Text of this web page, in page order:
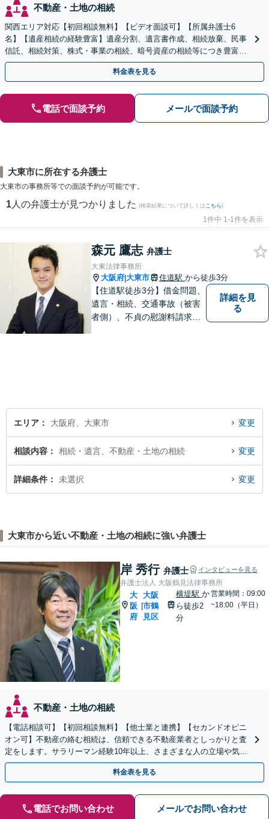
不動産・土地の相続
関西エリア対応【初回相談無料】【ビデオ面談可】【所属弁護士6
名】【遺産相続の経験豊富】遺産分割、遺言書作成、相続放棄、民事
信託、相続対策、株式・事業の相続、暗号資産の相続等につき豊富な
対応実績。【バリアフリー】【完全個室対応】
料金表を見る
電話で面談予約 メールで面談予約
大東市に所在する弁護士
大東市の事務所等での面談予約が可能です。
1 人の弁護士が見つかりました (検索結果について詳しくは こちら)
1件中 1-1件を表示
森元 鷹志 弁護士
大東法律事務所
大阪府|大東市 住道駅 から徒歩3分
【住道駅徒歩3分】借金問題、
遺言・相続、交通事故（被害
者側）、不貞の慰謝料請求は
詳細を見
る
エリア 大阪府、大東市 変更
相談内容 相続・遺言、不動産・土地の相続 変更
詳細条件 未選択 変更
大東市から近い不動産・土地の相続に強い弁護士
岸 秀行 弁護士 インタビューを見る
弁護士法人 大阪鶴見法律事務所
大
阪
府
|
大阪
市鶴
見区
横堤駅 か
ら徒歩2
分
営業時間：09:00
~18:00（平日）
不動産・土地の相続
【電話相談可】【初回相談無料】【他士業と連携】【セカンドオピニ
オン可】不動産の絡む相続は、信頼できる不動産業者としっかりと査
定をします。サラリーマン経験10年以上、さまざまな人の立場や気持
ちが分かります。遺産分割や相続放棄もお任せください。
料金表を見る
電話でお問い合わせ メールでお問い合わせ